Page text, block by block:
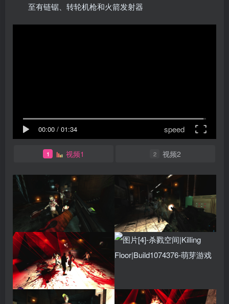
至有链锯、转轮机枪和火箭发射器
00:00 / 01:34 speed
1 视频1 2 视频2